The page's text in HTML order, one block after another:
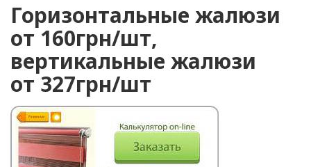
Рулонные
Горизонтальные жалюзи
от 160грн/шт,
вертикальные жалюзи
от 327грн/шт